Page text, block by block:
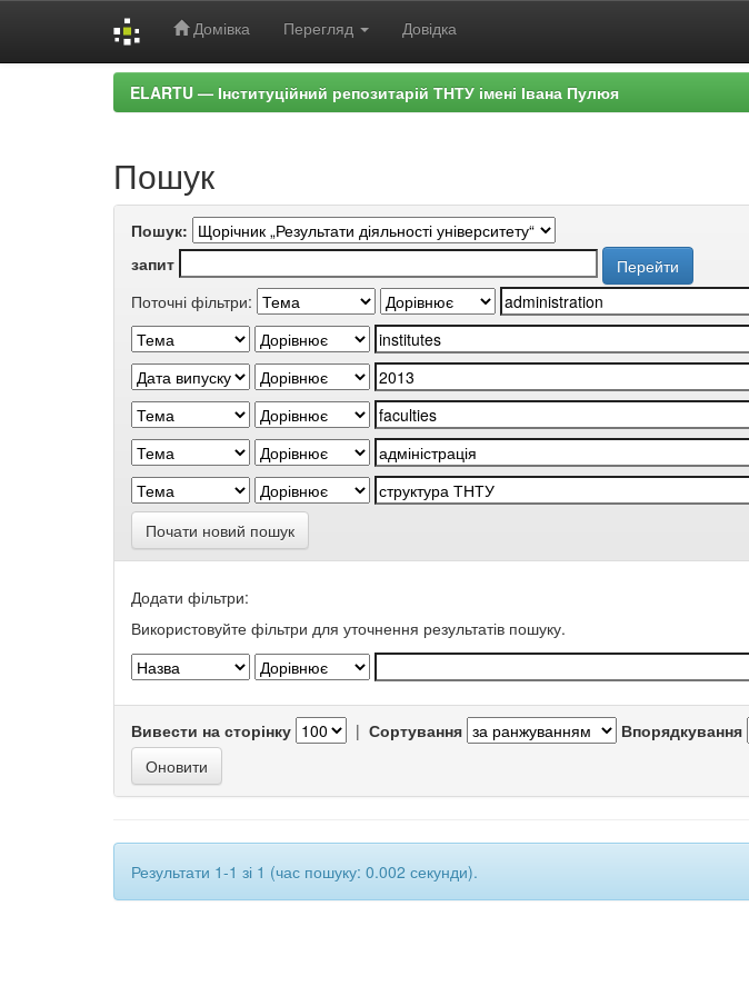
Домівка Перегляд Довідка
ELARTU — Інституційний репозитарій ТНТУ імені Івана Пулюя
Пошук
Пошук:
запит
Поточні фільтри:
Почати новий пошук
Додати фільтри:
Використовуйте фільтри для уточнення результатів пошуку.
Вивести на сторінку | Сортування Впорядкування
Результати 1-1 зі 1 (час пошуку: 0.002 секунди).